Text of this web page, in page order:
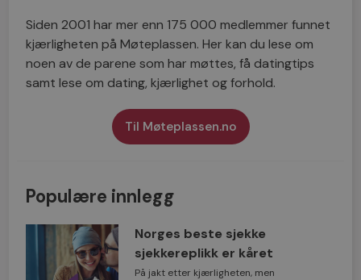
Siden 2001 har mer enn 175 000 medlemmer funnet
kjærligheten på Møteplassen. Her kan du lese om
noen av de parene som har møttes, få datingtips
samt lese om dating, kjærlighet og forhold.
Til Møteplassen.no
Populære innlegg
Norges beste sjekke
sjekkereplikk er kåret
På jakt etter kjærligheten, men